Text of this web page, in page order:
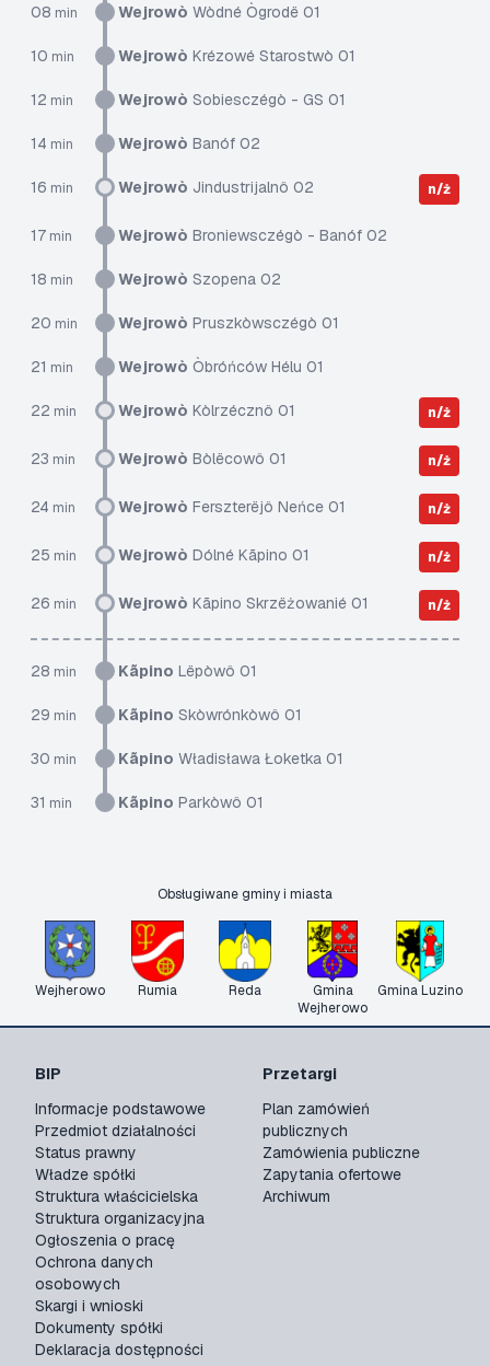
08 min Wejrowò Wòdné Ògrodë 01
10 min Wejrowò Krézowé Starostwò 01
12 min Wejrowò Sobiesczégò - GS 01
14 min Wejrowò Banóf 02
16 min Wejrowò Jindustrijalnô 02 n/ż
17 min Wejrowò Broniewsczégò - Banóf 02
18 min Wejrowò Szopena 02
20 min Wejrowò Pruszkòwsczégò 01
21 min Wejrowò Òbróńców Hélu 01
22 min Wejrowò Kòlrzécznô 01 n/ż
23 min Wejrowò Bòlëcowô 01 n/ż
24 min Wejrowò Ferszterëjô Neńce 01 n/ż
25 min Wejrowò Dólné Kãpino 01 n/ż
26 min Wejrowò Kãpino Skrzëżowanié 01 n/ż
28 min Kãpino Lëpòwô 01
29 min Kãpino Skòwrónkòwô 01
30 min Kãpino Władisława Łoketka 01
31 min Kãpino Parkòwô 01
Obsługiwane gminy i miasta
Wejherowo Rumia Reda
Gmina
Wejherowo
Gmina Luzino
BIP
Informacje podstawowe
Przedmiot działalności
Status prawny
Władze spółki
Struktura właścicielska
Struktura organizacyjna
Ogłoszenia o pracę
Ochrona danych
osobowych
Skargi i wnioski
Dokumenty spółki
Deklaracja dostępności
Przetargi
Plan zamówień
publicznych
Zamówienia publiczne
Zapytania ofertowe
Archiwum